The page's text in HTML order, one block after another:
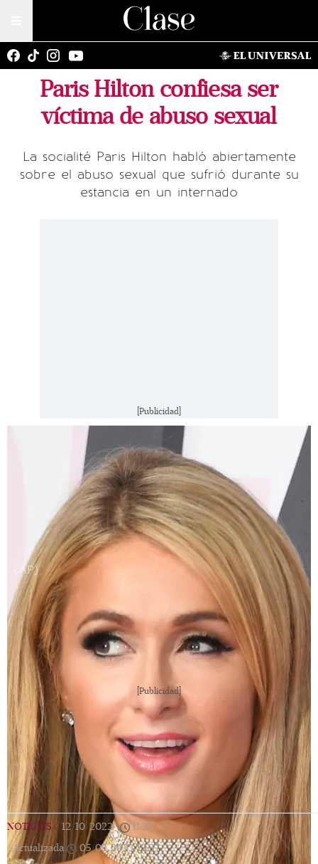
Paris Hilton confiesa ser
víctima de abuso sexual
La socialité Paris Hilton habló abiertamente
sobre el abuso sexual que sufrió durante su
estancia en un internado
[Publicidad]
(AP)
[Publicidad]
NOTICIAS 12/10/2022 | 11:22
Actualizada
05/05/2023 10:37